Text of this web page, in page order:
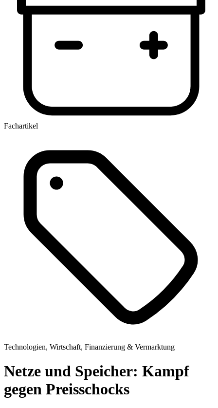
Fachartikel
Technologien, Wirtschaft, Finanzierung & Vermarktung
Netze und Speicher: Kampf
gegen Preisschocks